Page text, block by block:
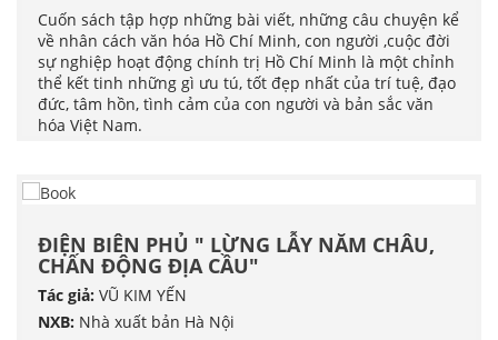
Cuốn sách tập hợp những bài viết, những câu chuyện kể
về nhân cách văn hóa Hồ Chí Minh, con người ,cuộc đời
sự nghiệp hoạt động chính trị Hồ Chí Minh là một chỉnh
thể kết tinh những gì ưu tú, tốt đẹp nhất của trí tuệ, đạo
đức, tâm hồn, tình cảm của con người và bản sắc văn
hóa Việt Nam.
ĐIỆN BIÊN PHỦ " LỪNG LẪY NĂM CHÂU,
CHẤN ĐỘNG ĐỊA CẦU"
Tác giả: VŨ KIM YẾN
NXB: Nhà xuất bản Hà Nội